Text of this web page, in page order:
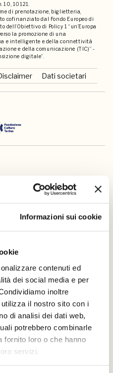
Informazioni sui cookie
contenuti ed
dei social media e per
inoltre
il nostro sito con i
di analisi dei dati web,
potrebbero combinarle
fornito loro o che hanno
servizi.
10121.
di prenotazione, biglietteria,
cofinanziato dal Fondo Europeo di
dell’Obiettivo di Policy 1 “un’Europa
la promozione di una
e intelligente e della connettività
e della comunicazione (TIC)” -
digitale”.
Dati societari